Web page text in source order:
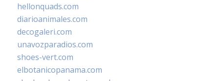
hellonquads.com
diarioanimales.com
decogaleri.com
unavozparadios.com
shoes-vert.com
elbotanicopanama.com